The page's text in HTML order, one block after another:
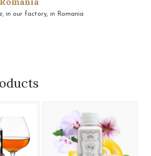
in our factory, in Romania